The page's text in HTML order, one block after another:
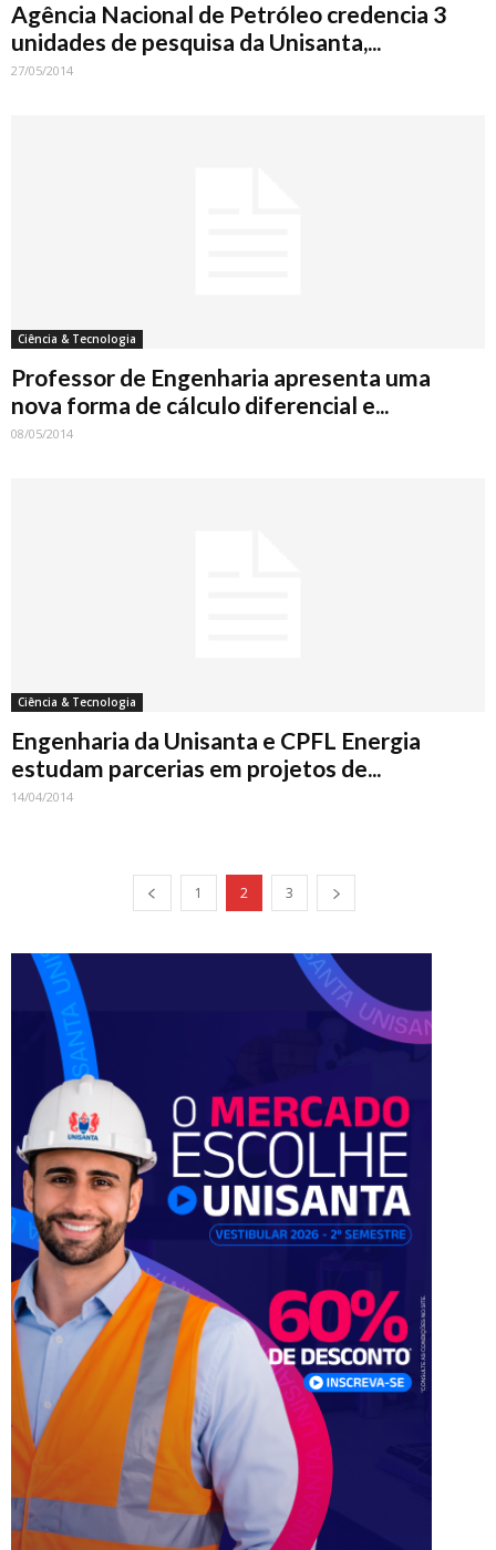
Agência Nacional de Petróleo credencia 3
unidades de pesquisa da Unisanta,...
27/05/2014
Ciência & Tecnologia
Professor de Engenharia apresenta uma
nova forma de cálculo diferencial e...
08/05/2014
Ciência & Tecnologia
Engenharia da Unisanta e CPFL Energia
estudam parcerias em projetos de...
14/04/2014
1 2 3